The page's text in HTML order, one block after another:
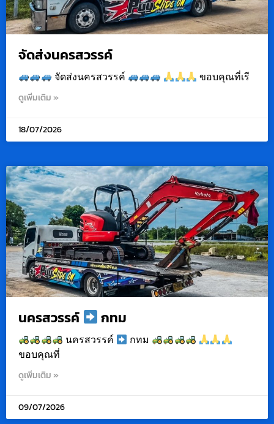
จัดส่งนครสวรรค์
จัดส่งนครสวรรค์ ขอบคุณที่เรี
ดูเพิ่มเติม »
18/07/2026
นครสวรรค์ กทม
นครสวรรค์
กทม
ขอบคุณที่
ดูเพิ่มเติม »
09/07/2026